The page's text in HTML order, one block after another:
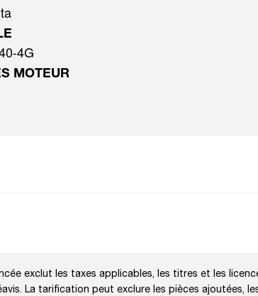
4G
MOTEUR
exclut les taxes applicables, les titres et les
La tarification peut exclure les pièces ajoutées,